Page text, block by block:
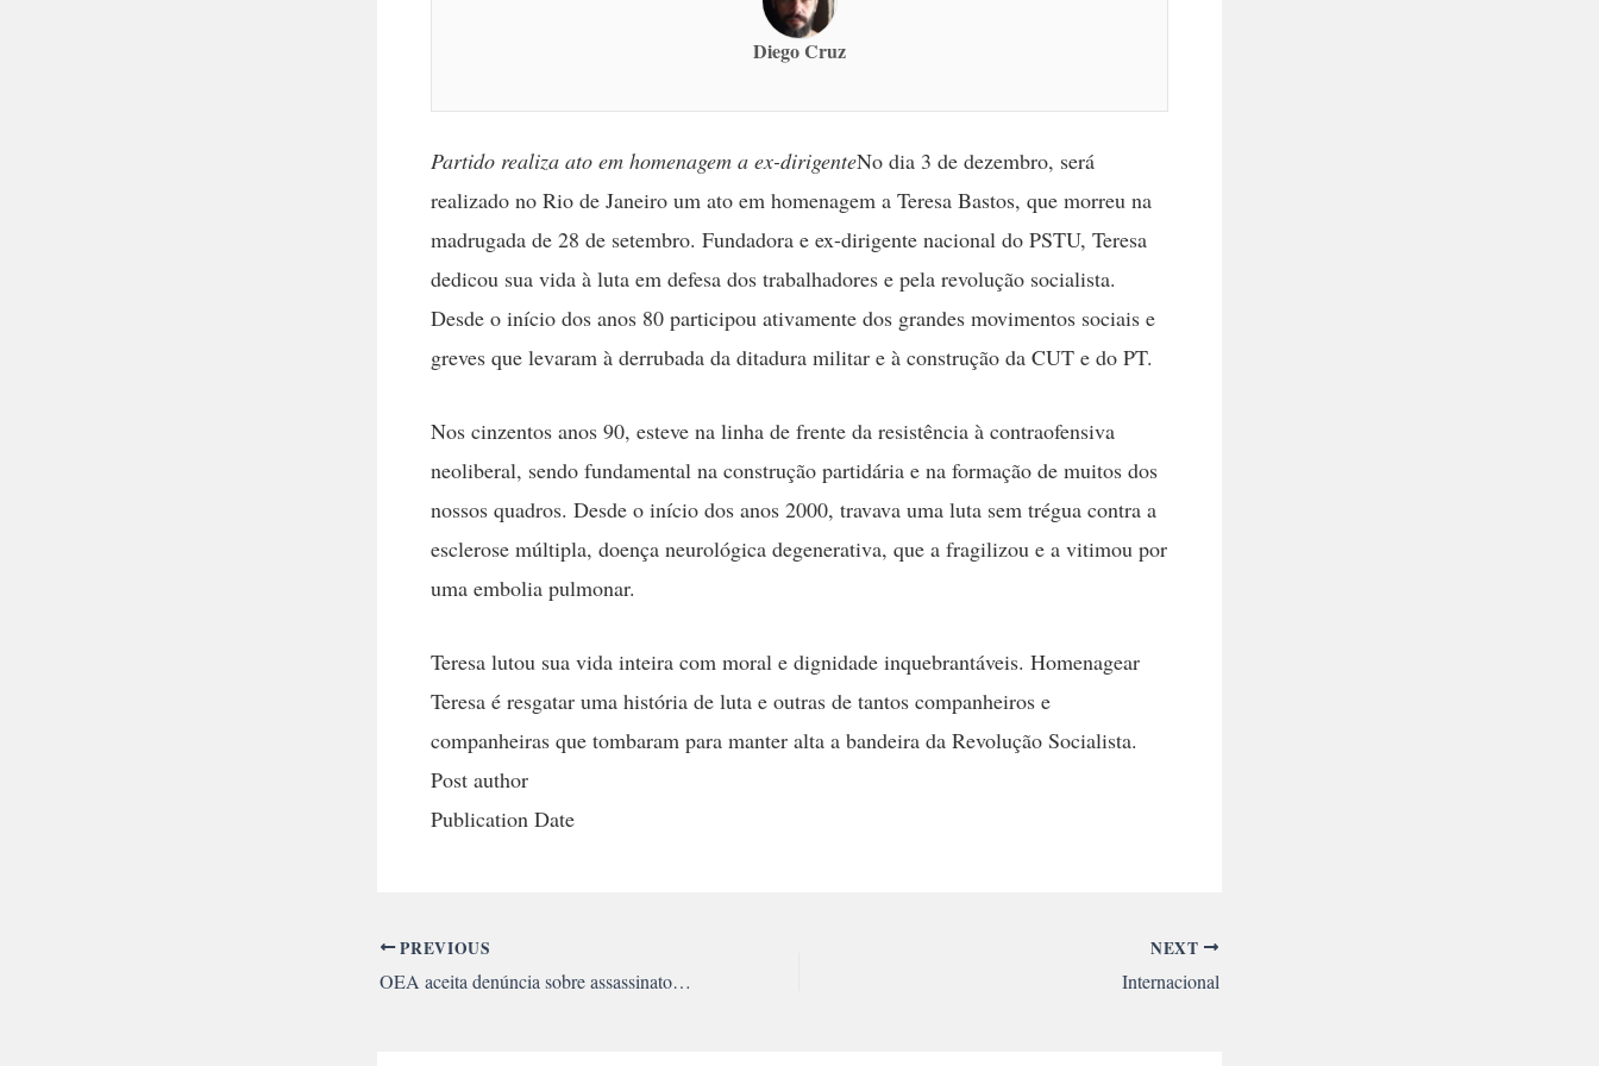
Diego Cruz
Partido realiza ato em homenagem a ex-dirigenteNo dia 3 de dezembro, será
realizado no Rio de Janeiro um ato em homenagem a Teresa Bastos, que morreu na
madrugada de 28 de setembro. Fundadora e ex-dirigente nacional do PSTU, Teresa
dedicou sua vida à luta em defesa dos trabalhadores e pela revolução socialista.
Desde o início dos anos 80 participou ativamente dos grandes movimentos sociais e
greves que levaram à derrubada da ditadura militar e à construção da CUT e do PT.
Nos cinzentos anos 90, esteve na linha de frente da resistência à contraofensiva
neoliberal, sendo fundamental na construção partidária e na formação de muitos dos
nossos quadros. Desde o início dos anos 2000, travava uma luta sem trégua contra a
esclerose múltipla, doença neurológica degenerativa, que a fragilizou e a vitimou por
uma embolia pulmonar.
Teresa lutou sua vida inteira com moral e dignidade inquebrantáveis. Homenagear
Teresa é resgatar uma história de luta e outras de tantos companheiros e
companheiras que tombaram para manter alta a bandeira da Revolução Socialista.
Post author
Publication Date
PREVIOUS
OEA aceita denúncia sobre assassinato de Rosa e José Luis
NEXT
Internacional